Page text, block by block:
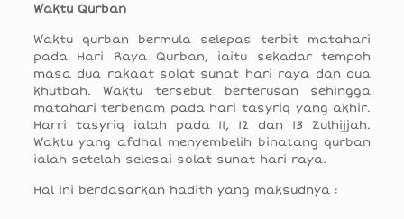
Waktu Qurban
Waktu qurban bermula selepas terbit matahari
pada Hari Raya Qurban, iaitu sekadar tempoh
masa dua rakaat solat sunat hari raya dan dua
khutbah. Waktu tersebut berterusan sehingga
matahari terbenam pada hari tasyriq yang akhir.
Harri tasyriq ialah pada 11, 12 dan 13 Zulhijjah.
Waktu yang afdhal menyembelih binatang qurban
ialah setelah selesai solat sunat hari raya.
Hal ini berdasarkan hadith yang maksudnya :